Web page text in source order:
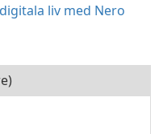
liv med Nero